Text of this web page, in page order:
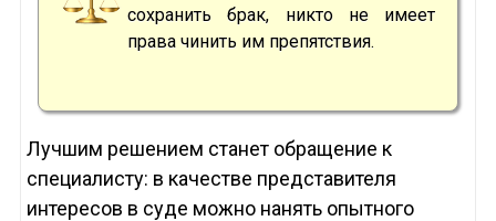
сохранить брак, никто не имеет
права чинить им препятствия.
Лучшим решением станет обращение к
специалисту: в качестве представителя
интересов в суде можно нанять опытного